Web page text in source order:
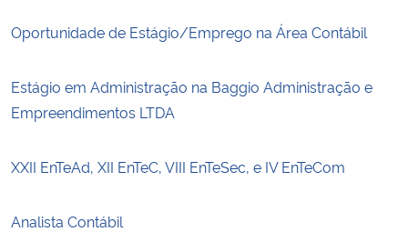
Oportunidade de Estágio/Emprego na Área Contábil
Estágio em Administração na Baggio Administração e
Empreendimentos LTDA
XXII EnTeAd, XII EnTeC, VIII EnTeSec, e IV EnTeCom
Analista Contábil